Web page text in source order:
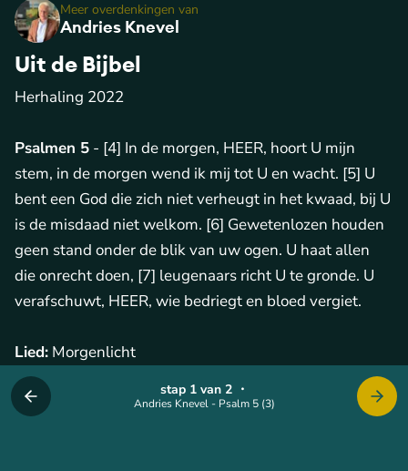
Andries Knevel - Psalm 5 (3)
stap 1 van 2・
Andries Knevel
Meer overdenkingen van
Uit de Bijbel
Herhaling 2022
Psalmen 5 - [4] In de morgen, HEER, hoort U mijn
stem, in de morgen wend ik mij tot U en wacht. [5] U
bent een God die zich niet verheugt in het kwaad, bij U
is de misdaad niet welkom. [6] Gewetenlozen houden
geen stand onder de blik van uw ogen. U haat allen
die onrecht doen, [7] leugenaars richt U te gronde. U
verafschuwt, HEER, wie bedriegt en bloed vergiet.
Lied: Morgenlicht